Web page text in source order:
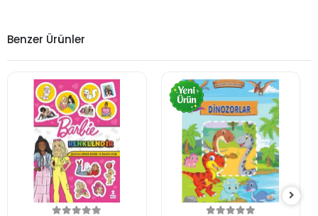
Benzer Ürünler